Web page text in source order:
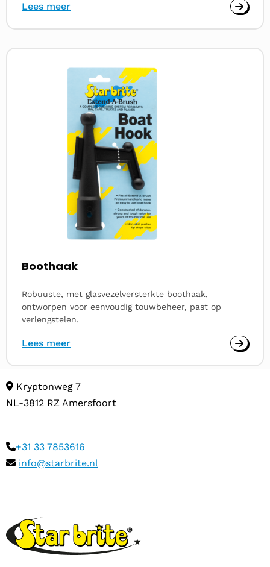
Lees meer
Boothaak
Robuuste, met glasvezelversterkte boothaak,
ontworpen voor eenvoudig touwbeheer, past op
verlengstelen.
Lees meer
Lees
Kryptonweg 7
NL-3812 RZ Amersfoort
+31 33 7853616
info@starbrite.nl